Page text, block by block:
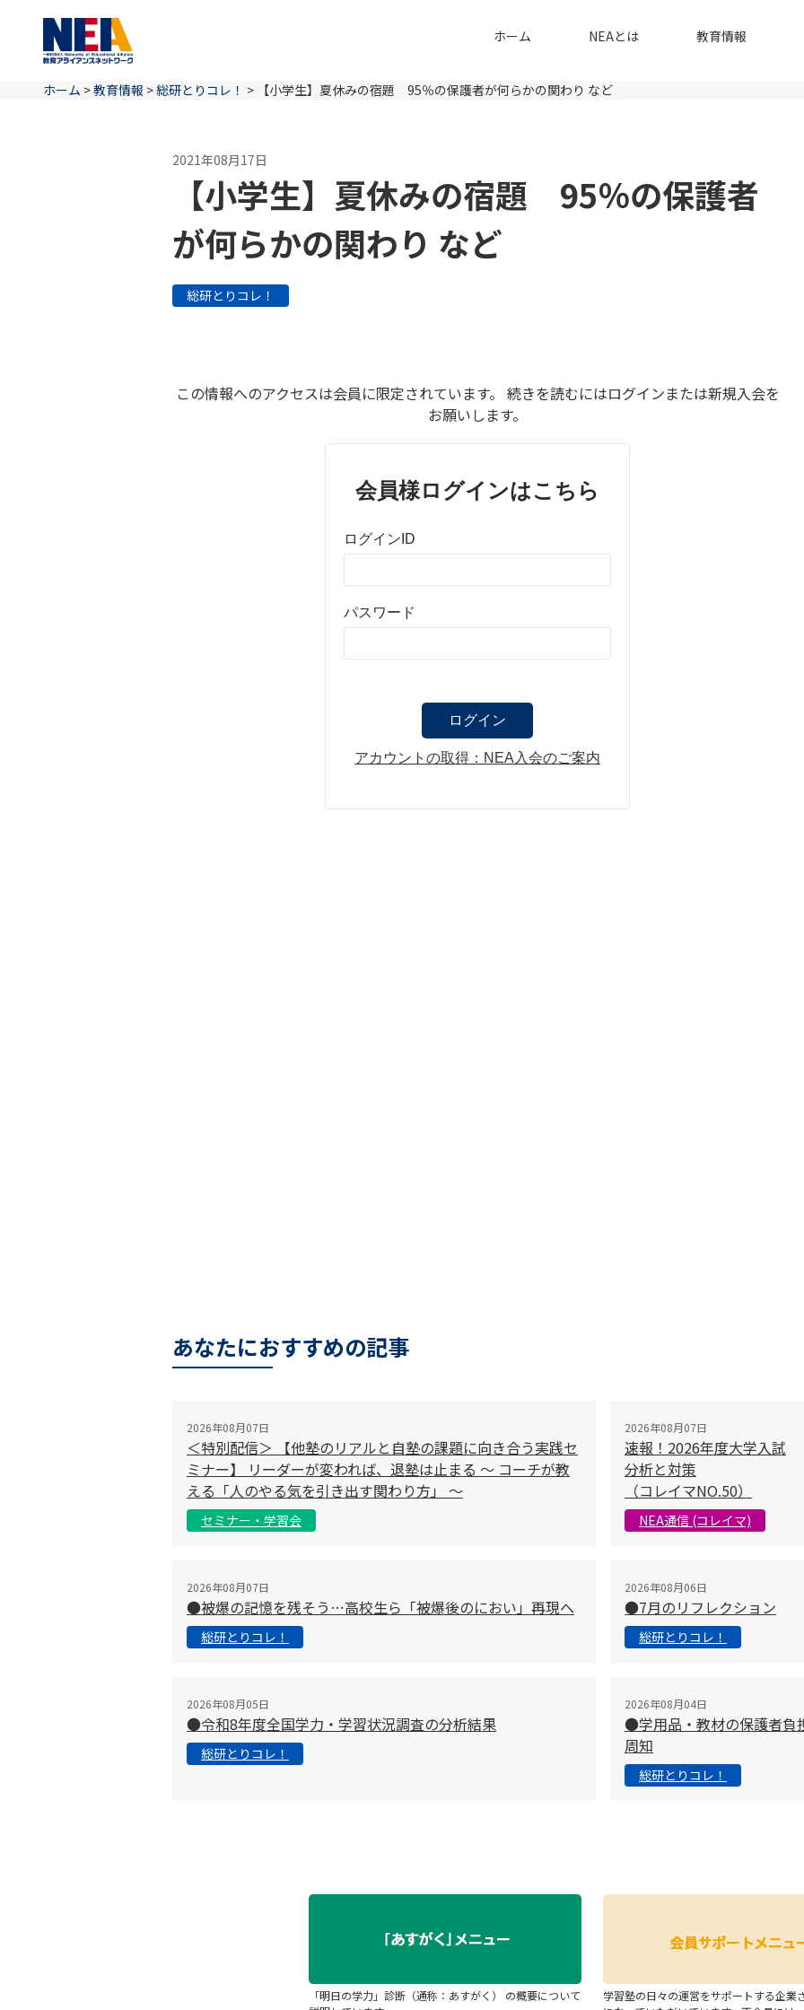
ホーム NEAとは 教育情報
ホーム >教育情報 >総研とりコレ！ > 【小学生】夏休みの宿題 95％の保護者が何らかの関わり など
2021年08月17日
【小学生】夏休みの宿題 95％の保護者
が何らかの関わり など
総研とりコレ！
この情報へのアクセスは会員に限定されています。 続きを読むにはログインまたは新規入会を
お願いします。
会員様ログインはこちら
ログインID
パスワード
アカウントの取得：NEA入会のご案内
あなたにおすすめの記事
2026年08月07日
＜特別配信＞ 【他塾のリアルと自塾の課題に向き合う実践セ
ミナー】 リーダーが変われば、退塾は止まる 〜 コーチが教
える「人のやる気を引き出す関わり方」 〜
セミナー・学習会
2026年08月07日
速報！2026年度大学入試
分析と対策
（コレイマNO.50）
NEA通信 (コレイマ)
2026年08月07日
●被爆の記憶を残そう…高校生ら「被爆後のにおい」再現へ
総研とりコレ！
2026年08月06日
●7月のリフレクション
総研とりコレ！
2026年08月05日
●令和8年度全国学力・学習状況調査の分析結果
総研とりコレ！
2026年08月04日
●学用品・教材の保護者負
周知
総研とりコレ！
「明日の学力」診断（通称：あすがく） の概要について
学習塾の日々の運営をサポートする企業